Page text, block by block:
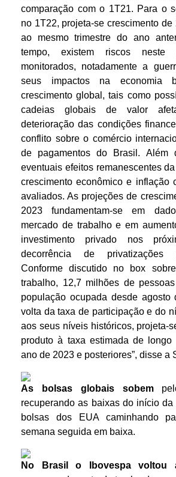
comparação com o 1T21. Para o
no 1T22, projeta-se crescimento de
ao mesmo trimestre do ano
tempo, existem riscos
monitorados, notadamente a
seus impactos na economia
crescimento global, tais como
cadeias globais de valor
deterioração das condições
conflito sobre o comércio
de pagamentos do Brasil. Além
eventuais efeitos remanescentes
crescimento econômico e inflação
avaliados. As projeções de
2023 fundamentam-se em
mercado de trabalho e em
investimento privado nos
decorrência de privatizações
Conforme discutido no box
trabalho, 12,7 milhões de
população ocupada desde agosto
volta da taxa de participação e do
aos seus níveis históricos, projeta-
produto à taxa estimada de longo
ano de 2023 e posteriores”, disse a
As bolsas globais sobem
recuperando as baixas do início
bolsas dos EUA caminhando
semana seguida em baixa.
No Brasil o Ibovespa voltou